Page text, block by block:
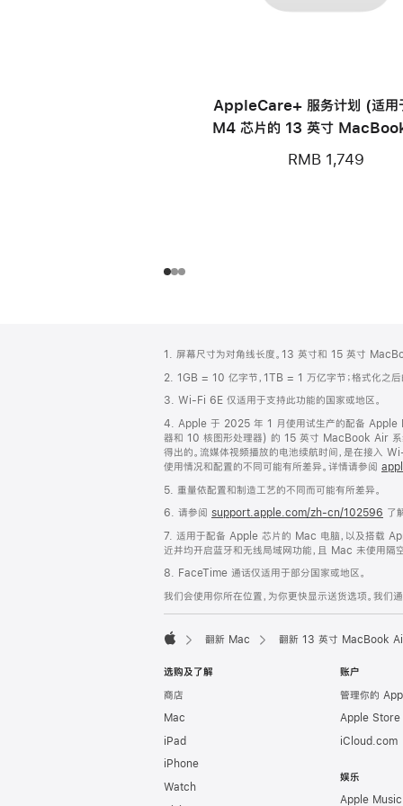
AppleCare+ 服务计划 (适用
M4 芯片的 13 英寸
RMB 1,749
页
脚
注
1. 屏幕尺寸为对角线长度。13 英寸和 15 英寸
2. 1GB = 10 亿字节，1TB = 1 万亿字节；格式化之后
3. Wi-Fi 6E 仅适用于支持此功能的国家或地区。
4. Apple 于 2025 年 1 月使用试生产的配备 Apple
器和 10 核图形处理器) 的 15 英寸 MacBook Air 系
得出的。流媒体视频播放的电池续航时间，是在接入
使用情况和配置的不同可能有所差异。详情请参阅
5. 重量依配置和制造工艺的不同而可能有所差异。
6. 请参阅 support.apple.com/zh-cn/102596 了
7. 适用于配备 Apple 芯片的 Mac 电脑，以及搭载
近并均开启蓝牙和无线局域网功能，且 Mac 未使用
8. FaceTime 通话仅适用于部分国家或地区。
我们会使用你所在位置，为你更快显示送货选项。我
翻新 Mac 翻新 13 英寸 MacBook
选购及了解
商店
Mac
iPad
iPhone
Watch
账户
管理你的
Apple Store
iCloud.com
娱乐
Apple Music